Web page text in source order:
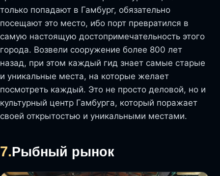
только попадают в Гамбург, обязательно
посещают это место, ибо порт превратился в
самую настоящую достопримечательность этого
города. Возвели сооружение более 800 лет
назад, при этом каждый гид знает самые старые
и уникальные места, на которые желает
посмотреть каждый. Это не просто деловой, но и
культурный центр Гамбурга, который поражает
своей открытостью и уникальными местами.
7.Рыбный рынок